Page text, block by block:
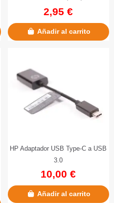
2,95 €
Añadir al carrito
HP Adaptador USB Type-C a USB
3.0
10,00 €
Añadir al carrito